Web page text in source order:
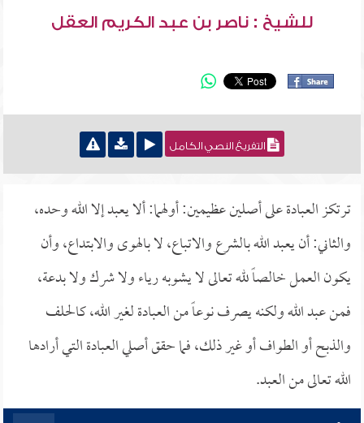
للشيخ : ناصر بن عبد الكريم العقل
التفريغ النصي الكامل
ترتكز العبادة على أصلين عظيمين: أولهما: ألا يعبد إلا الله وحده،
والثاني: أن يعبد الله بالشرع والاتباع، لا بالهوى والابتداع، وأن
يكون العمل خالصاً لله تعالى لا يشوبه رياء ولا شرك ولا بدعة،
فمن عبد الله ولكنه يصرف نوعاً من العبادة لغير الله، كالحلف
والذبح أو الطواف أو غير ذلك، فما حقق أصلي العبادة التي أرادها
الله تعالى من العبد.